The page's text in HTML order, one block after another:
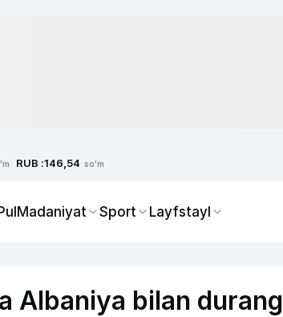
RUB :146,54 so'm
Madaniyat Sport Layfstayl
Albaniya bilan durang